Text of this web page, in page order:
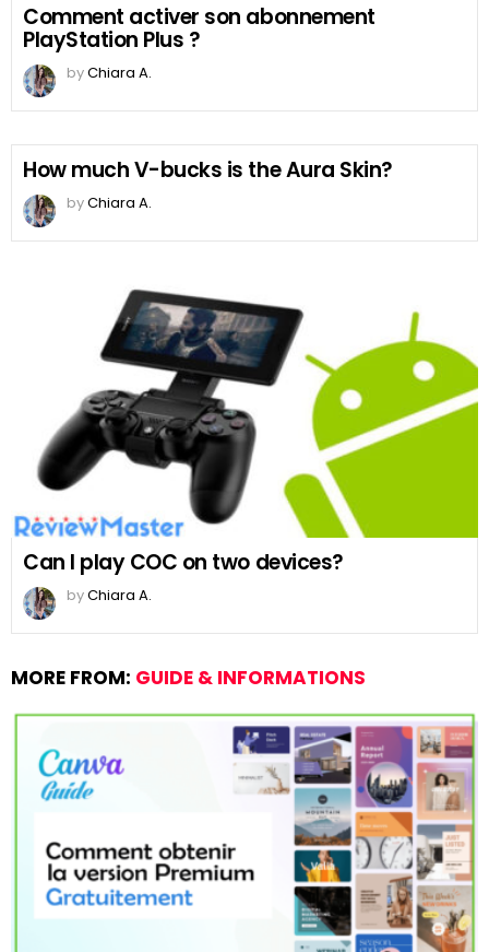
Comment activer son abonnement
PlayStation Plus ?
byChiara A.
How much V-bucks is the Aura Skin?
byChiara A.
Can I play COC on two devices?
byChiara A.
MORE FROM: GUIDE & INFORMATIONS